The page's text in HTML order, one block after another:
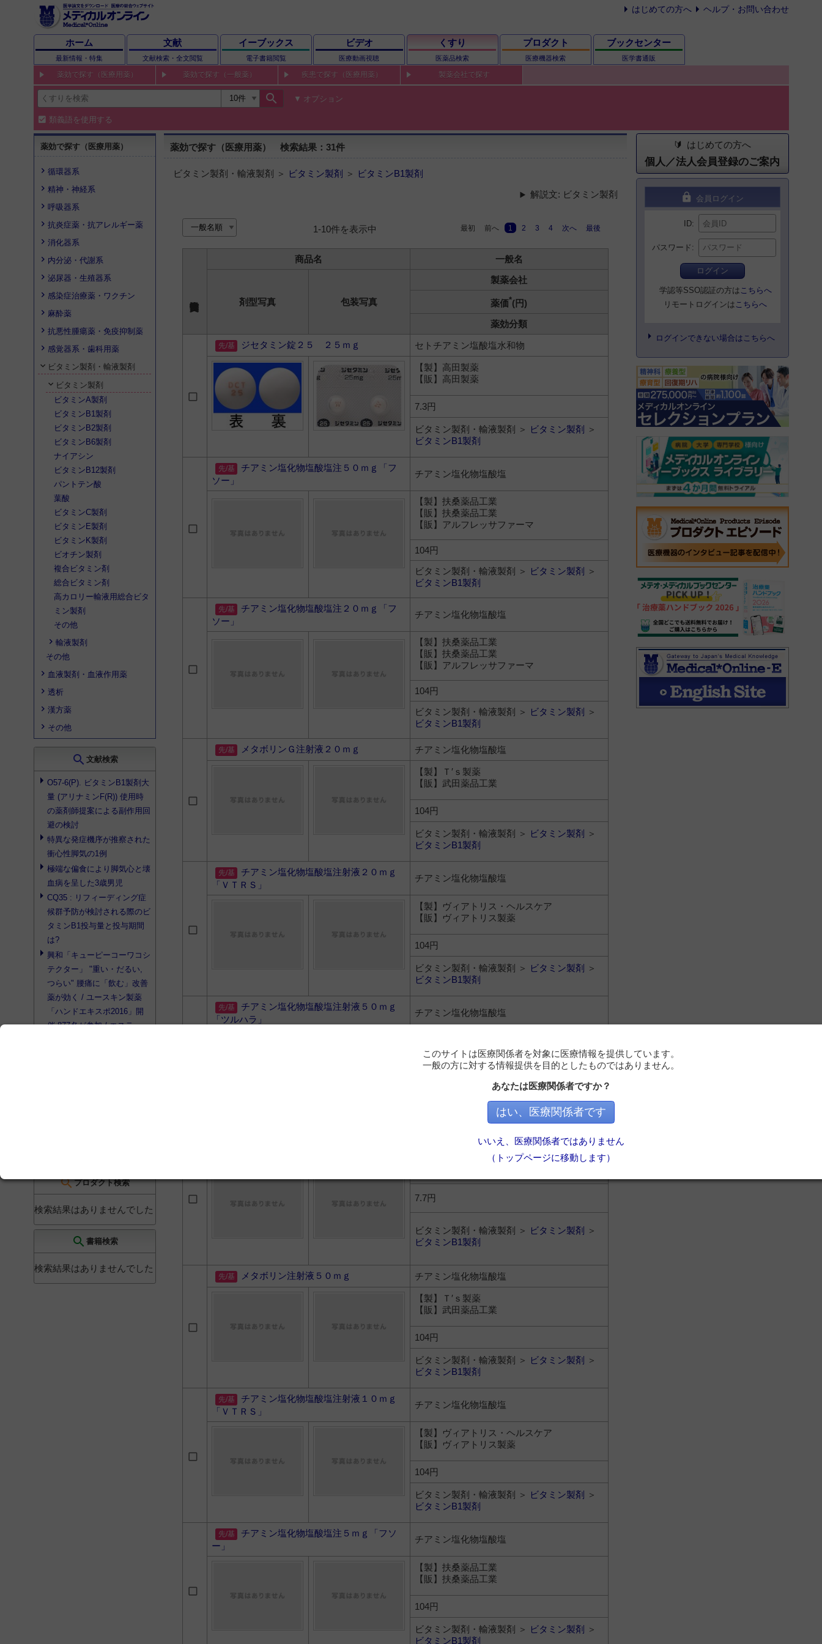
はじめての方へ ヘルプ・お問い合わせ
ホーム
最新情報・特集
文献
文献検索・全文閲覧
イーブックス
電子書籍閲覧
ビデオ
医療動画視聴
くすり
医薬品検索
プロダクト
医療機器検索
ブックセンター
医学書通販
薬効で探す（医療用薬） 薬効で探す（一般薬） 疾患で探す（医療用薬） 製薬会社で探す
search オプション
類義語を使用する
薬効で探す（医療用薬）
循環器系
精神・神経系
呼吸器系
抗炎症薬・抗アレルギー薬
消化器系
内分泌・代謝系
泌尿器・生殖器系
感染症治療薬・ワクチン
麻酔薬
抗悪性腫瘍薬・免疫抑制薬
感覚器系・歯科用薬
ビタミン製剤・輸液製剤
ビタミン製剤
ビタミンA製剤
ビタミンB1製剤
ビタミンB2製剤
ビタミンB6製剤
ナイアシン
ビタミンB12製剤
パントテン酸
葉酸
ビタミンC製剤
ビタミンE製剤
ビタミンK製剤
ビオチン製剤
複合ビタミン剤
総合ビタミン剤
高カロリー輸液用総合ビタ
ミン製剤
その他
輸液製剤
その他
血液製剤・血液作用薬
透析
漢方薬
その他
search 文献検索
O57-6(P). ビタミンB1製剤大
量 (アリナミンF(R)) 使用時
の薬剤師提案による副作用回
避の検討
特異な発症機序が推察された
衝心性脚気の1例
極端な偏食により脚気心と壊
血病を呈した3歳男児
CQ35 : リフィーディング症
候群予防が検討される際のビ
タミンB1投与量と投与期間
は?
興和「キューピーコーワコシ
テクター」 "重い・だるい,
つらい" 腰痛に「飲む」改善
薬が効く / ユースキン製薬
「ハンドエキスポ2016」開
催 877名が参加 / エステー
searchプロダクト検索
検索結果はありませんでした
search 書籍検索
検索結果はありませんでした
薬効で探す（医療用薬） 検索結果：31件
ビタミン製剤・輸液製剤 ＞ ビタミン製剤 ＞
ビタミンB1製剤
解説文: ビタミン製剤
1-10件を表示中 最初 前へ 1 2 3 4 次へ 最後
商品名 一般名
剤型写真 包装写真
製薬会社
薬価*(円)
薬効分類
ジセタミン錠２５ ２５ｍｇ
セトチアミン塩酸塩水和物
【製】高田製薬
【販】高田製薬
7.3円
ビタミン製剤・輸液製剤 ＞ ビタミン製剤
＞
ビタミンB1製剤
チアミン塩化物塩酸塩注５０ｍｇ「フ
ソー」
チアミン塩化物塩酸塩
【製】扶桑薬品工業
【販】扶桑薬品工業
【販】アルフレッサファーマ
104円
ビタミン製剤・輸液製剤 ＞
ビタミン製剤
＞
ビタミンB1製剤
チアミン塩化物塩酸塩注２０ｍｇ「フ
ソー」
チアミン塩化物塩酸塩
【製】扶桑薬品工業
【販】扶桑薬品工業
【販】アルフレッサファーマ
104円
ビタミン製剤・輸液製剤 ＞
ビタミン製剤
＞
ビタミンB1製剤
メタボリンＧ注射液２０ｍｇ チアミン塩化物塩酸塩
【製】Ｔ′ｓ製薬
【販】武田薬品工業
104円
ビタミン製剤・輸液製剤 ＞ ビタミン製剤
＞
ビタミンB1製剤
チアミン塩化物塩酸塩注射液２０ｍｇ
「ＶＴＲＳ」
チアミン塩化物塩酸塩
【製】ヴィアトリス・ヘルスケア
【販】ヴィアトリス製薬
104円
ビタミン製剤・輸液製剤 ＞ ビタミン製剤
＞
ビタミンB1製剤
チアミン塩化物塩酸塩注射液５０ｍｇ
「ツルハラ」
チアミン塩化物塩酸塩
【販】鶴原製薬
ビタミン製剤・輸液製剤 ＞ビタミン製剤＞
チアミン塩化物塩酸塩
7.7円
ビタミン製剤・輸液製剤 ＞ ビタミン製剤
＞
ビタミンB1製剤
メタボリン注射液５０ｍｇ チアミン塩化物塩酸塩
【製】Ｔ′ｓ製薬
【販】武田薬品工業
104円
ビタミン製剤・輸液製剤 ＞ ビタミン製剤
＞
ビタミンB1製剤
チアミン塩化物塩酸塩注射液１０ｍｇ
「ＶＴＲＳ」
チアミン塩化物塩酸塩
【製】ヴィアトリス・ヘルスケア
【販】ヴィアトリス製薬
104円
ビタミン製剤・輸液製剤 ＞ ビタミン製剤
＞
ビタミンB1製剤
チアミン塩化物塩酸塩注５ｍｇ「フソ
ー」
チアミン塩化物塩酸塩
【製】扶桑薬品工業
【販】扶桑薬品工業
104円
ビタミン製剤・輸液製剤 ＞ ビタミン製剤
＞
ビタミンB1製剤
はじめての方へ
個人／法人会員登録のご案内
lock 会員ログイン
ID
パスワード
ログイン
学認等SSO認証の方は こちらへ
リモートログインは こちらへ
ログインできない場合はこちらへ
このサイトは医療関係者を対象に医療情報を提供しています。
一般の方に対する情報提供を目的としたものではありません。
あなたは医療関係者ですか？
はい、医療関係者です
いいえ、医療関係者ではありません
（トップページに移動します）